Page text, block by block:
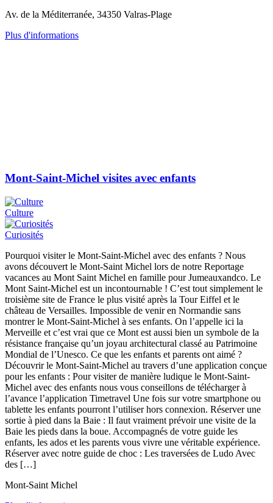
Av. de la Méditerranée, 34350 Valras-Plage
Plus d'informations
Mont-Saint-Michel visites avec enfants
Culture
Curiosités
Pourquoi visiter le Mont-Saint-Michel avec des enfants ? Nous
avons découvert le Mont-Saint Michel lors de notre Reportage
vacances au Mont Saint Michel en famille pour Jumeauxandco. Le
Mont Saint-Michel est un incontournable ! C’est tout simplement le
troisième site de France le plus visité après la Tour Eiffel et le
château de Versailles. Impossible de venir en Normandie sans
montrer le Mont-Saint-Michel à ses enfants. On l’appelle ici la
Merveille et c’est vrai que ce Mont est aussi bien un symbole de la
résistance française qu’un joyau architectural classé au Patrimoine
Mondial de l’Unesco. Ce que les enfants et parents ont aimé ?
Découvrir le Mont-Saint-Michel au travers d’une application conçue
pour les enfants : Pour visiter de manière ludique le Mont-Saint-
Michel avec des enfants nous vous conseillons de télécharger à
l’avance l’application Timetravel Une fois sur votre smartphone ou
tablette les enfants pourront l’utiliser hors connexion. Réserver une
sortie à pied dans la Baie : Il faut vraiment prévoir une visite de la
Baie les pieds dans la boue. Accompagnés de votre guide les
enfants, les ados et les parents vous vivre une véritable expérience.
Réserver avec notre guide de choc : Les traversées de Ludo Avec
des […]
Mont-Saint Michel